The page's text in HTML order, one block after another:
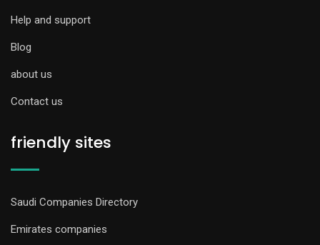
Help and support
Blog
about us
Contact us
friendly sites
Saudi Companies Directory
Emirates companies